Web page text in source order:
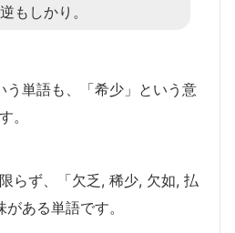
もしかり。
う単語も、「希少」という意
。
らず、「欠乏, 稀少, 欠如, 払
ある単語です。